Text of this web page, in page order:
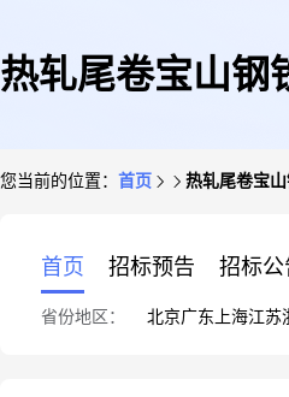
热轧尾卷宝山钢
您当前的位置： 首页 热轧尾卷宝
首页 招标预告 招标公
省份地区： 北京广东 上海江苏